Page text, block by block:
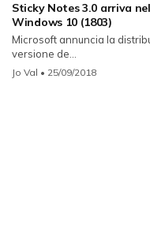
Sticky Notes 3.0 arriva
Windows 10 (1803)
Microsoft annuncia la
versione de...
Jo Val • 25/09/2018